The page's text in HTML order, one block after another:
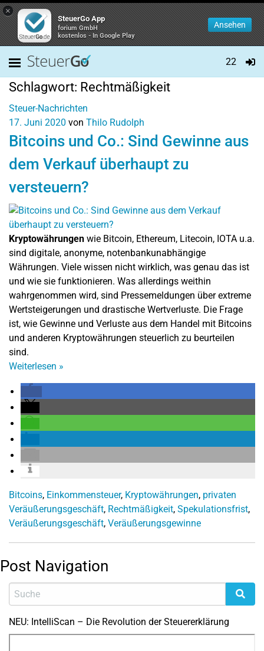
×
SteuerGo App
forium GmbH
kostenlos - In Google Play
Ansehen
22
Schlagwort: Rechtmäßigkeit
Steuer-Nachrichten
17. Juni 2020 von Thilo Rudolph
Bitcoins und Co.: Sind Gewinne aus
dem Verkauf überhaupt zu
versteuern?
Kryptowährungen wie Bitcoin, Ethereum, Litecoin, IOTA u.a.
sind digitale, anonyme, notenbankunabhängige
Währungen. Viele wissen nicht wirklich, was genau das ist
und wie sie funktionieren. Was allerdings weithin
wahrgenommen wird, sind Pressemeldungen über extreme
Wertsteigerungen und drastische Wertverluste. Die Frage
ist, wie Gewinne und Verluste aus dem Handel mit Bitcoins
und anderen Kryptowährungen steuerlich zu beurteilen
sind.
Weiterlesen »
Bitcoins, Einkommensteuer, Kryptowährungen, privaten
Veräußerungsgeschäft, Rechtmäßigkeit, Spekulationsfrist,
Veräußerungsgeschäft, Veräußerungsgewinne
Post Navigation
NEU: IntelliScan – Die Revolution der Steuererklärung